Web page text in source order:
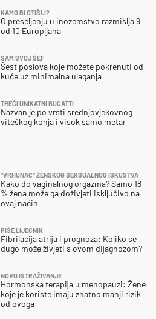
"VRHUNAC" ŽENSKOG SEKSUALNOG ISKUSTVA
Kako do vaginalnog orgazma? Samo 18
% žena može ga doživjeti isključivo na
ovaj način
PIŠE LIJEČNIK
Fibrilacija atrija i prognoza: Koliko se
dugo može živjeti s ovom dijagnozom?
NOVO ISTRAŽIVANJE
Hormonska terapija u menopauzi: Žene
koje je koriste imaju znatno manji rizik
od ovoga
KAMO BI OTIŠLI?
O preseljenju u inozemstvo razmišlja 9
od 10 Europljana
SAM SVOJ ŠEF
Šest poslova koje možete pokrenuti od
kuće uz minimalna ulaganja
TREĆI UNIKATNI BUGATTI
Nazvan je po vrsti srednjovjekovnog
viteškog konja i visok samo metar